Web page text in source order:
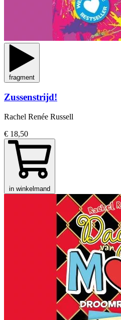
fragment
Zussenstrijd!
Rachel Renée Russell
€ 18,50
in winkelmand